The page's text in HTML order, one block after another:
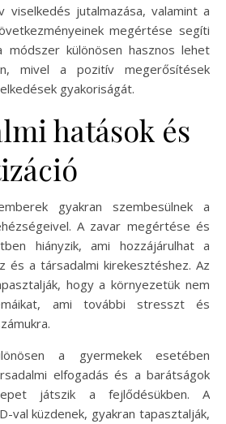
viselkedés jutalmazása, valamint a
megértése segíti
különösen hasznos lehet
mivel a pozitív megerősítések
gyakoriságát.
hatások és
gyakran szembesülnek a
A zavar megértése és
hiányzik, ami hozzájárulhat a
és a társadalmi kirekesztéshez. Az
hogy a környezetük nem
ami további stresszt és
a gyermekek esetében
elfogadás és a barátságok
játszik a fejlődésükben. A
val küzdenek, gyakran tapasztalják,